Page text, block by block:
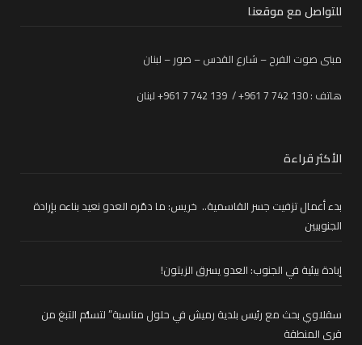
للتواصل مع موقعنا
مبنى صوت الفرح – شارع القدس – صور – لبنان
هاتف : 130 742 7 961+ / 139 742 7 961+ لبنان
الأكثر قراءة
بدء أعمال تزفيت جسر القاسمية.. خريس: ما دمّره العدو نعيد بناءه بإرادة
الجنوبيين
إبادة بيئية في الجنوب: العدو يسرق الزيتون!
سقلاوي بحث مع رئيس بلدية رميش في حلول مناسبة” لتسلُّم التبغ من
قرى المنطقة